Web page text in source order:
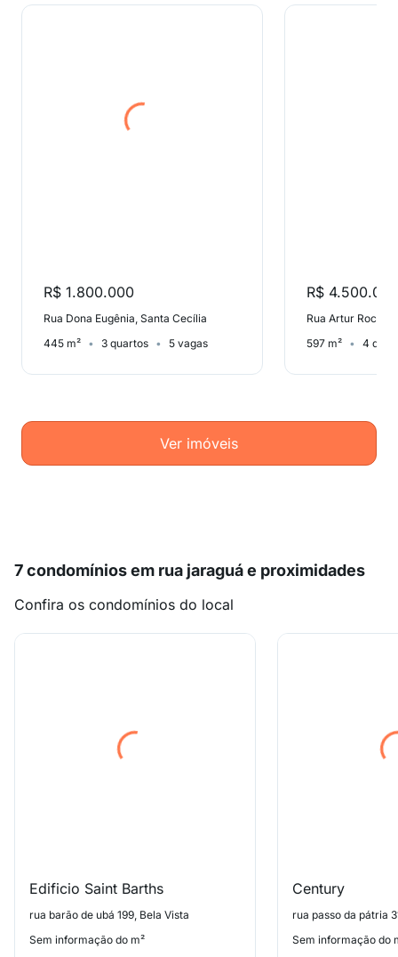
R$ 1.800.000
Rua Dona Eugênia, Santa Cecília
445 m²
3 quartos 5 vagas
R$ 4.500.000
Rua Artur Rocha,
597 m²
4
Ver imóveis
7 condomínios em rua jaraguá e proximidades
Confira os condomínios do local
Edificio Saint Barths
rua barão de ubá 199, Bela Vista
Sem informação do m²
Century
rua passo da pátria
Sem informação do